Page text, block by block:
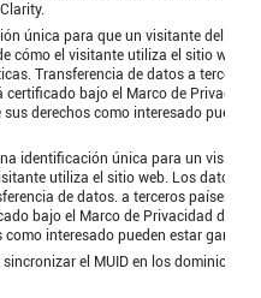
única para que un visitante del sitio
cómo el visitante utiliza el sitio web.
Transferencia de datos a terceros
certificado bajo el Marco de
sus derechos como interesado pueden
identificación única para un
utiliza el sitio web. Los datos se
de datos. a terceros países:
bajo el Marco de Privacidad de
como interesado pueden estar
el MUID en los dominios de